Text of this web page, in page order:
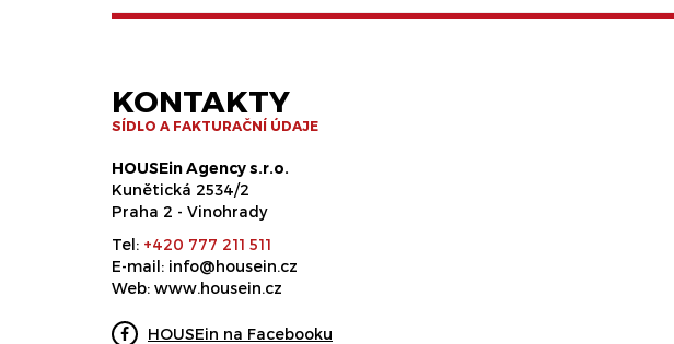
KONTAKTY
SÍDLO A FAKTURAČNÍ ÚDAJE
HOUSEin Agency s.r.o.
Kunětická 2534/2
Praha 2 - Vinohrady
Tel: +420 777 211 511
E-mail: info@housein.cz
Web: www.housein.cz
HOUSEin na Facebooku